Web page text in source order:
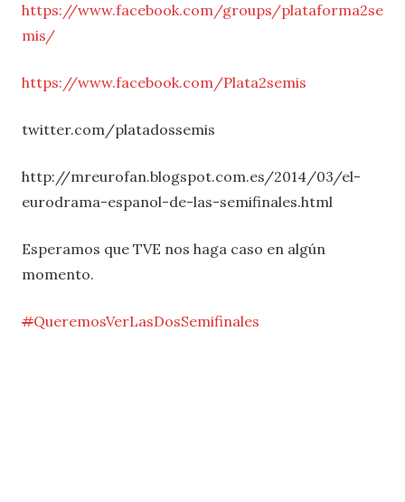
https://www.facebook.com/groups/plataforma2se
mis/
https://www.facebook.com/Plata2semis
twitter.com/platadossemis
http://mreurofan.blogspot.com.es/2014/03/el-
eurodrama-espanol-de-las-semifinales.html
Esperamos que TVE nos haga caso en algún
momento.
#QueremosVerLasDosSemifinales